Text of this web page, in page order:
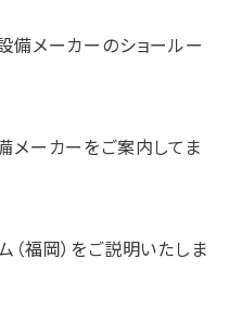
備メーカーのショールー
ーカーをご案内してま
福岡）をご説明いたしま